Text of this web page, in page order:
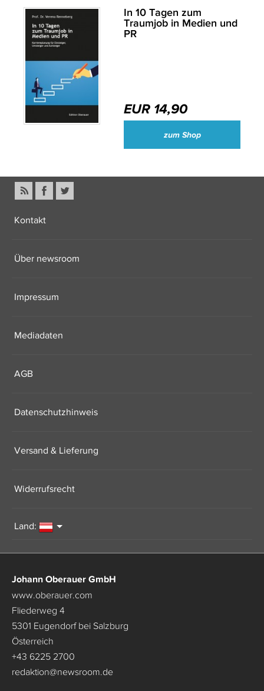
In 10 Tagen zum
Traumjob in Medien und
PR
EUR 14,90
zum Shop
Kontakt
Über newsroom
Impressum
Mediadaten
AGB
Datenschutzhinweis
Versand & Lieferung
Widerrufsrecht
Land:
Johann Oberauer GmbH
www.oberauer.com
Fliederweg 4
5301 Eugendorf bei Salzburg
Österreich
+43 6225 2700
redaktion@newsroom.de